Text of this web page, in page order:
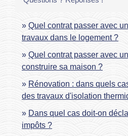
Quel contrat passer avec
travaux dans le logement ?
Quel contrat passer avec
construire sa maison ?
Rénovation : dans quels
des travaux d'isolation
Dans quel cas doit-on
impôts ?